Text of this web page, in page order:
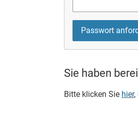
Sie haben
Bitte klicken Sie hier,